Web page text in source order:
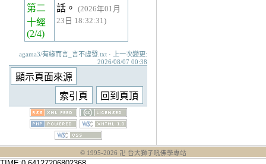
第二
十經
(2/4)
話。
(2026年01月
23日 18:32:31)
agama3/有緣而言_言不虛發.txt · 上一次變更:
2026/08/07 00:38
© 1995-2026 卍 台大獅子吼佛學專站